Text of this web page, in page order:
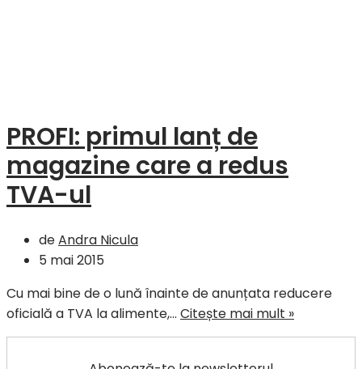
PROFI: primul lanț de
magazine care a redus
TVA-ul
deAndra Nicula
5 mai 2015
Cu mai bine de o lună înainte de anunțata reducere
oficială a TVA la alimente,… Citește mai mult »PROFI:
primul